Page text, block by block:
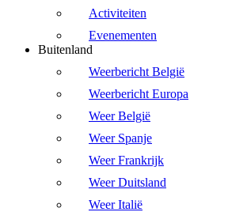
Activiteiten
Evenementen
Buitenland
Weerbericht België
Weerbericht Europa
Weer België
Weer Spanje
Weer Frankrijk
Weer Duitsland
Weer Italië